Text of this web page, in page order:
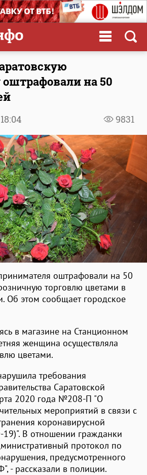
на 50
9831
18:04
оштрафовали на 50
торговлю цветами в
Об этом сообщает городское
в магазине на Станционном
женщина осуществляла
цветами.
требования
Саратовской
2020 года №208-П "О
мероприятий в связи с
коронавирусной
19)". В отношении гражданки
протокол по
предусмотренного
- рассказали в полиции.